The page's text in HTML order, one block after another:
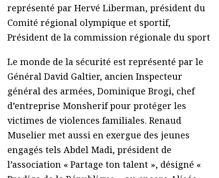
représenté par Hervé Liberman, président du
Comité régional olympique et sportif,
Président de la commission régionale du sport
Le monde de la sécurité est représenté par le
Général David Galtier, ancien Inspecteur
général des armées, Dominique Brogi, chef
d’entreprise Monsherif pour protéger les
victimes de violences familiales. Renaud
Muselier met aussi en exergue des jeunes
engagés tels Abdel Madi, président de
l’association « Partage ton talent », désigné «